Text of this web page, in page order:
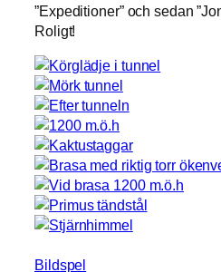
”Expeditioner” och sedan
Roligt!
Bildspel